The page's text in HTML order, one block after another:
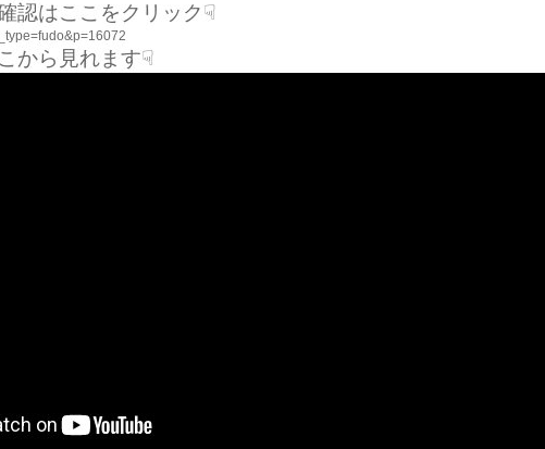
認はここをクリック☟
から見れます☟